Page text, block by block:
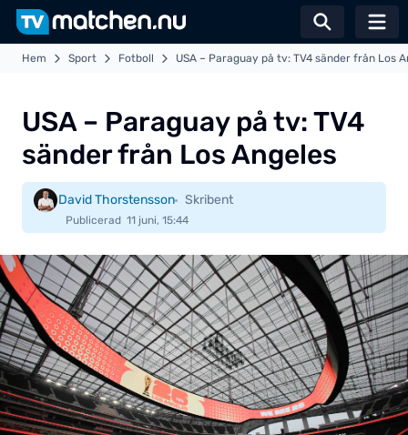
Växla
Hem Sport Fotboll USA – Paraguay på tv: TV4 sänder från Los
USA – Paraguay på tv: TV4
sänder från Los Angeles
David Thorstensson Skribent
Publicerad 11 juni, 15:44